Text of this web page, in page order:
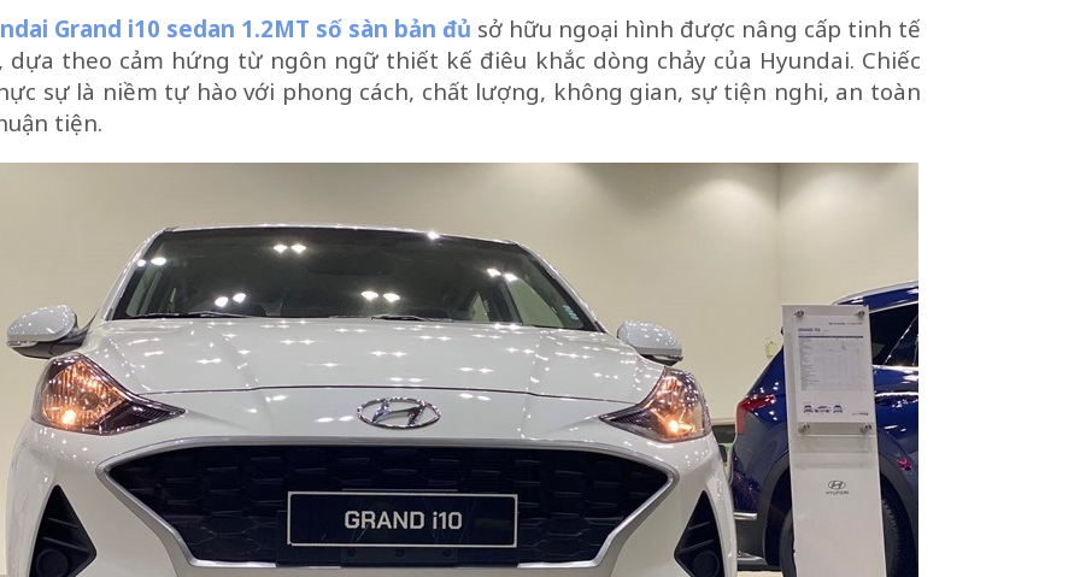
Grand i10 sedan 1.2MT số sàn bản đủ sở hữu ngoại hình được nâng cấp tinh tế
dựa theo cảm hứng từ ngôn ngữ thiết kế điêu khắc dòng chảy của Hyundai. Chiếc
sự là niềm tự hào với phong cách, chất lượng, không gian, sự tiện nghi, an toàn
tiện.